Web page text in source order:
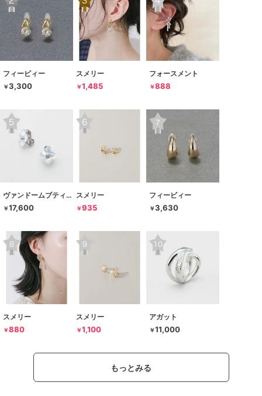
フィービィー
￥3,300
スメリー
￥1,485
フォースメント
￥888
ヴァンドームブティック
￥17,600
スメリー
￥935
フィービィー
￥3,630
スメリー
￥880
スメリー
￥1,100
アガット
￥11,000
もっとみる